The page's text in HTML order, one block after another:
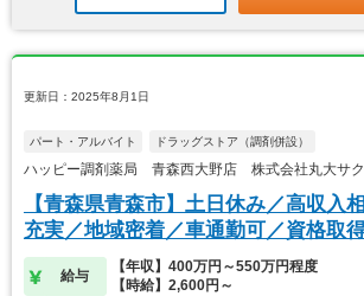
更新日：2025年8月1日
パート・アルバイト ドラッグストア（調剤併設）
ハッピー調剤薬局 青森西大野店 株式会社丸大サク
【青森県青森市】土日休み／高収入
充実／地域密着／車通勤可／資格取
給与
【年収】400万円～550万円程度
【時給】2,600円～